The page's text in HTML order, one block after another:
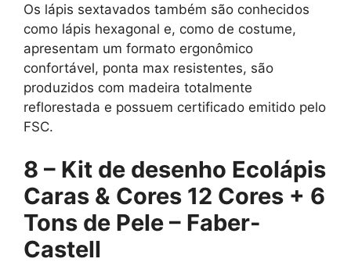
Os lápis sextavados também são conhecidos
como lápis hexagonal e, como de costume,
apresentam um formato ergonômico
confortável, ponta max resistentes, são
produzidos com madeira totalmente
reflorestada e possuem certificado emitido pelo
FSC.
8 – Kit de desenho Ecolápis
Caras & Cores 12 Cores + 6
Tons de Pele – Faber-
Castell